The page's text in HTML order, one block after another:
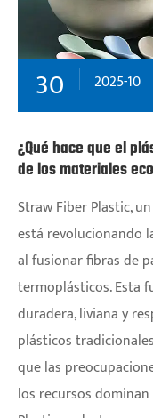
30 2025-10
¿Qué hace que el
de los materiales
Straw Fiber Plastic,
está revolucionando
al fusionar fibras de
termoplásticos. Esta
duradera, liviana y
plásticos
que las
los recursos